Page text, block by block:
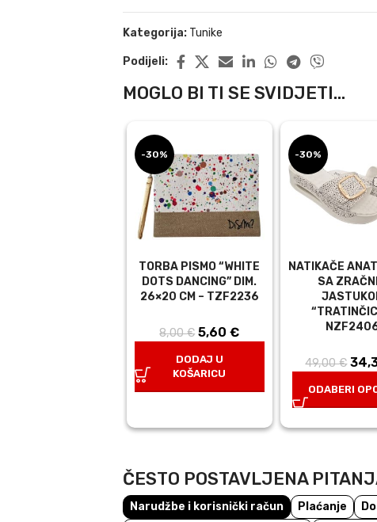
Kategorija: Tunike
Podijeli:
MOGLO BI TI SE SVIDJETI...
-30%
TORBA PISMO “WHITE
DOTS DANCING” DIM.
26×20 CM – TZF2236
8,00€
Izvorna
je: 8,00 €.
5,60€
DODAJ U
KOŠARICU
-30%
NATIKAČE
SA
49,00€
je:
ODABERI
ČESTO POSTAVLJENA
Narudžbe i korisnički račun Plaćanje